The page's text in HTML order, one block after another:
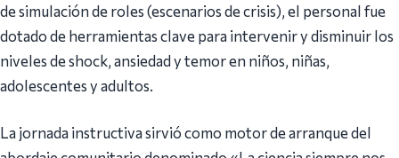
de simulación de roles (escenarios de crisis), el personal fue
dotado de herramientas clave para intervenir y disminuir los
niveles de shock, ansiedad y temor en niños, niñas,
adolescentes y adultos.
La jornada instructiva sirvió como motor de arranque del